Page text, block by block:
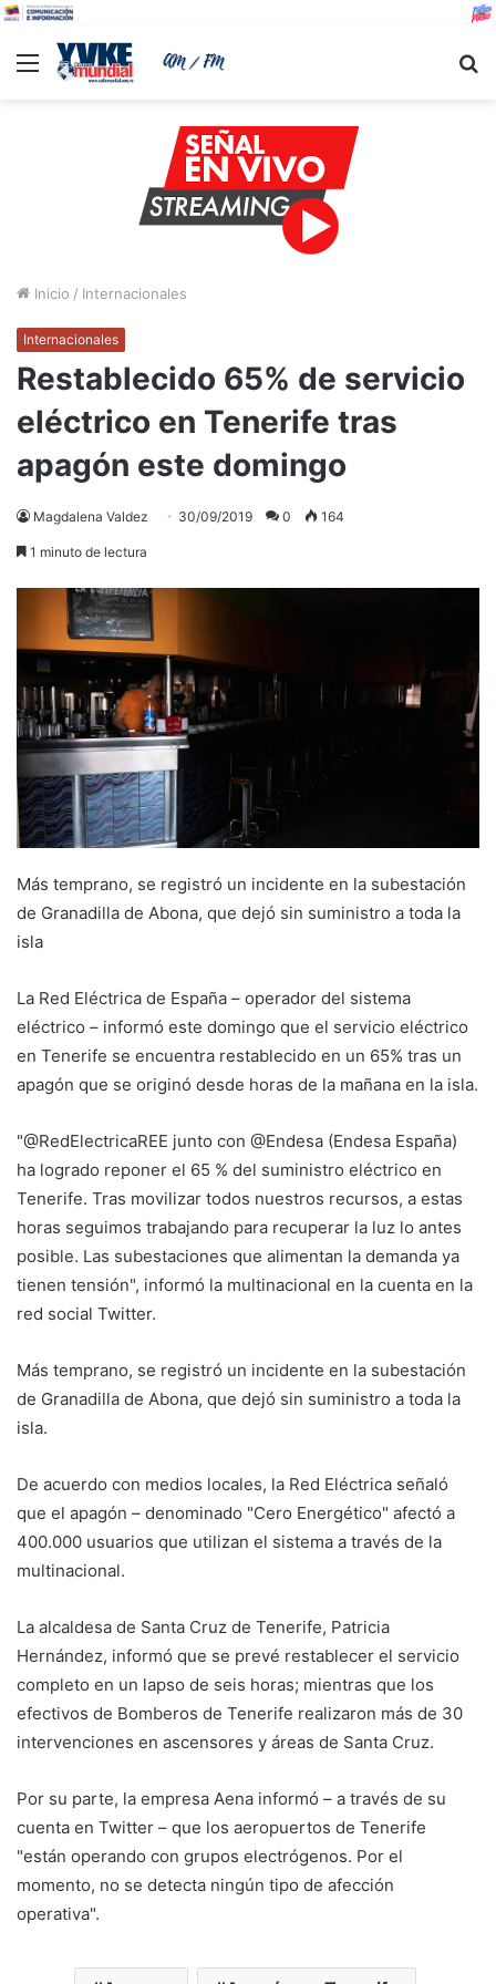
Menu
Inicio / Internacionales
Internacionales
Restablecido 65% de servicio
eléctrico en Tenerife tras
apagón este domingo
Magdalena Valdez 30/09/2019 0 164
1 minuto de lectura
Más temprano, se registró un incidente en la subestación
de Granadilla de Abona, que dejó sin suministro a toda la
isla
La Red Eléctrica de España – operador del sistema
eléctrico – informó este domingo que el servicio eléctrico
en Tenerife se encuentra restablecido en un 65% tras un
apagón que se originó desde horas de la mañana en la isla.
"@RedElectricaREE junto con @Endesa (Endesa España)
ha logrado reponer el 65 % del suministro eléctrico en
Tenerife. Tras movilizar todos nuestros recursos, a estas
horas seguimos trabajando para recuperar la luz lo antes
posible. Las subestaciones que alimentan la demanda ya
tienen tensión", informó la multinacional en la cuenta en la
red social Twitter.
Más temprano, se registró un incidente en la subestación
de Granadilla de Abona, que dejó sin suministro a toda la
isla.
De acuerdo con medios locales, la Red Eléctrica señaló
que el apagón – denominado "Cero Energético" afectó a
400.000 usuarios que utilizan el sistema a través de la
multinacional.
La alcaldesa de Santa Cruz de Tenerife, Patricia
Hernández, informó que se prevé restablecer el servicio
completo en un lapso de seis horas; mientras que los
efectivos de Bomberos de Tenerife realizaron más de 30
intervenciones en ascensores y áreas de Santa Cruz.
Por su parte, la empresa Aena informó – a través de su
cuenta en Twitter – que los aeropuertos de Tenerife
"están operando con grupos electrógenos. Por el
momento, no se detecta ningún tipo de afección
operativa".